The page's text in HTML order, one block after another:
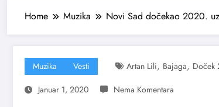
Home Muzika Novi Sad dočekao 2020.
Muzika Vesti Artan Lili, Bajaga, Doček
Januar 1, 2020